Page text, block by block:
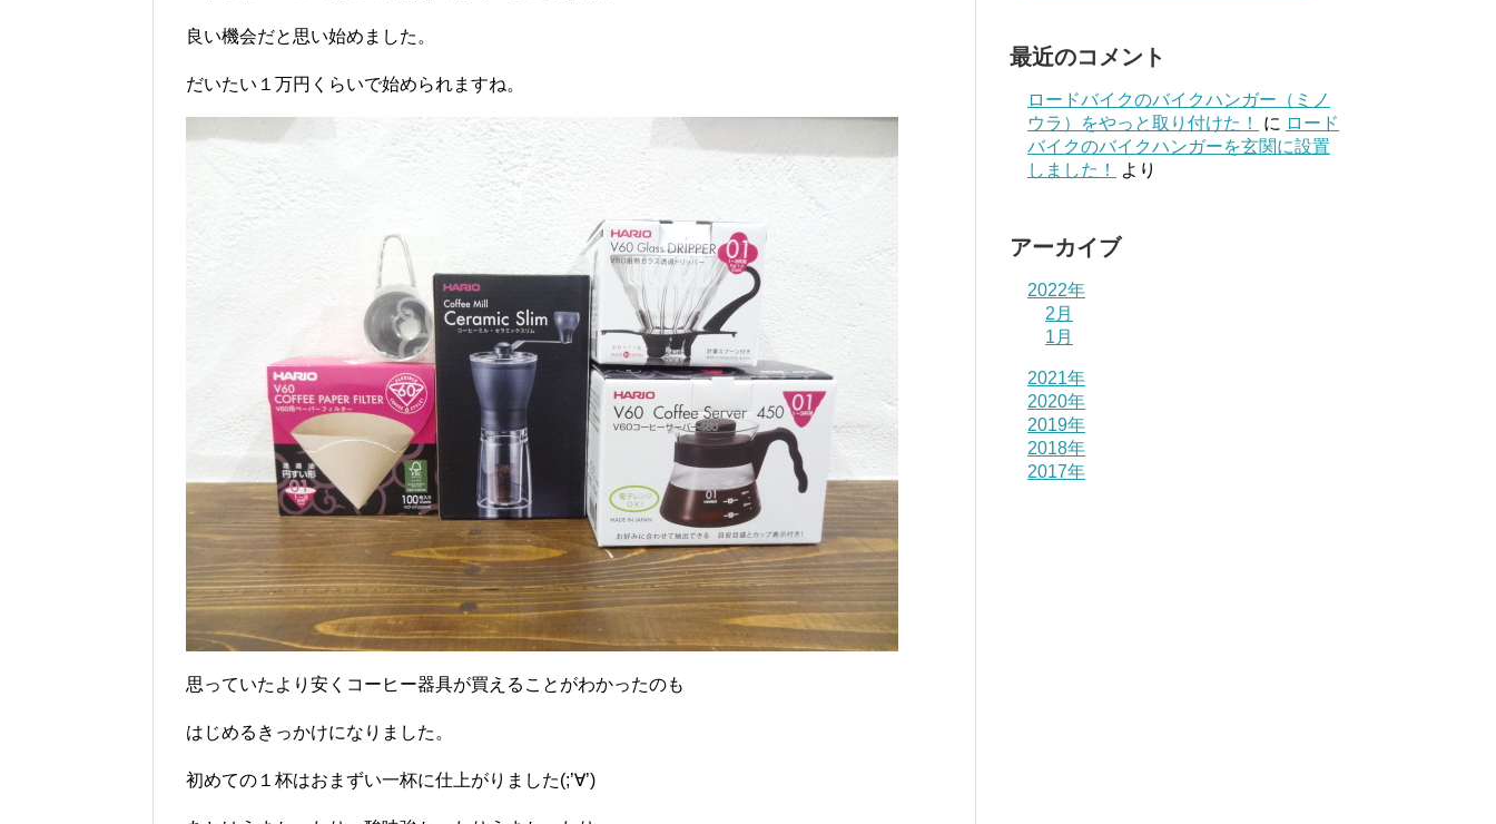
良い機会だと思い始めました。
だいたい１万円くらいで始められますね。
思っていたより安くコーヒー器具が買えることがわかったのも
はじめるきっかけになりました。
初めての１杯はおまずい一杯に仕上がりました(;’∀’)
最近のコメント
ロードバイクのバイクハンガー（ミノ
ウラ）をやっと取り付けた！
に ロード
バイクのバイクハンガーを玄関に設置
しました！
より
アーカイブ
2022年
2月
1月
2021年
2020年
2019年
2018年
2017年